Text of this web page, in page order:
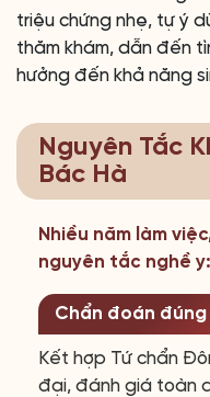
triệu chứng nhẹ, tự ý
thăm khám, dẫn đến
hưởng đến khả năng
Nguyên Tắc
Bác Hà
Nhiều năm làm
nguyên tắc nghề y:
Chẩn đoán đúng
Kết hợp Tứ chẩn
đại, đánh giá toàn